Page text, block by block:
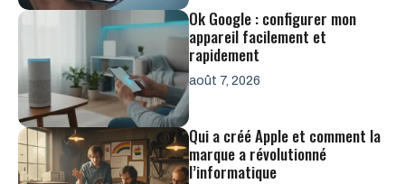
Ok Google : configurer mon
appareil facilement et
rapidement
août 7, 2026
Qui a créé Apple et comment la
marque a révolutionné
l’informatique